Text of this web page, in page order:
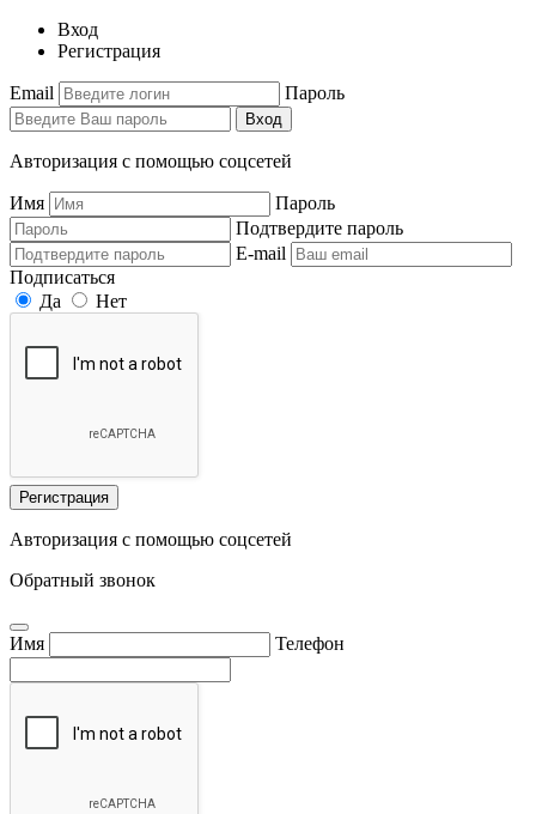
Вход
Регистрация
Email Пароль
Вход
Авторизация с помощью соцсетей
Имя
Пароль
Подтвердите пароль
E-mail
Подписаться
Да
Нет
Регистрация
Авторизация с помощью соцсетей
Обратный звонок
Имя Телефон